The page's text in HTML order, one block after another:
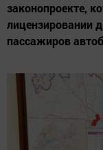
законопроекте,
лицензировании
пассажиров